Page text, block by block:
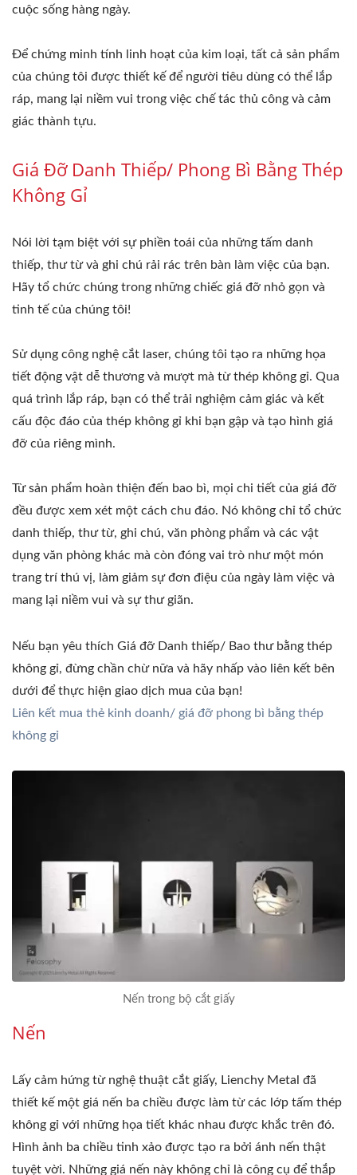
cuộc sống hàng ngày.
Để chứng minh tính linh hoạt của kim loại, tất cả sản phẩm
của chúng tôi được thiết kế để người tiêu dùng có thể lắp
ráp, mang lại niềm vui trong việc chế tác thủ công và cảm
giác thành tựu.
Giá Đỡ Danh Thiếp/ Phong Bì Bằng Thép
Không Gỉ
Nói lời tạm biệt với sự phiền toái của những tấm danh
thiếp, thư từ và ghi chú rải rác trên bàn làm việc của bạn.
Hãy tổ chức chúng trong những chiếc giá đỡ nhỏ gọn và
tinh tế của chúng tôi!
Sử dụng công nghệ cắt laser, chúng tôi tạo ra những họa
tiết động vật dễ thương và mượt mà từ thép không gỉ. Qua
quá trình lắp ráp, bạn có thể trải nghiệm cảm giác và kết
cấu độc đáo của thép không gỉ khi bạn gập và tạo hình giá
đỡ của riêng mình.
Từ sản phẩm hoàn thiện đến bao bì, mọi chi tiết của giá đỡ
đều được xem xét một cách chu đáo. Nó không chỉ tổ chức
danh thiếp, thư từ, ghi chú, văn phòng phẩm và các vật
dụng văn phòng khác mà còn đóng vai trò như một món
trang trí thú vị, làm giảm sự đơn điệu của ngày làm việc và
mang lại niềm vui và sự thư giãn.
Nếu bạn yêu thích Giá đỡ Danh thiếp/ Bao thư bằng thép
không gỉ, đừng chần chừ nữa và hãy nhấp vào liên kết bên
dưới để thực hiện giao dịch mua của bạn!
Liên kết mua thẻ kinh doanh/ giá đỡ phong bì bằng thép
không gỉ
Nến trong bộ cắt giấy
Nến
Lấy cảm hứng từ nghệ thuật cắt giấy, Lienchy Metal đã
thiết kế một giá nến ba chiều được làm từ các lớp tấm thép
không gỉ với những họa tiết khác nhau được khắc trên đó.
Hình ảnh ba chiều tinh xảo được tạo ra bởi ánh nến thật
tuyệt vời. Những giá nến này không chỉ là công cụ để thắp